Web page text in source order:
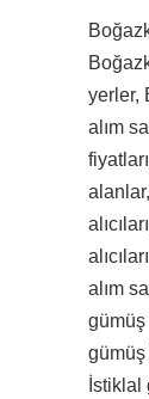
yerler,
alım
alım
gümüş
İstiklal